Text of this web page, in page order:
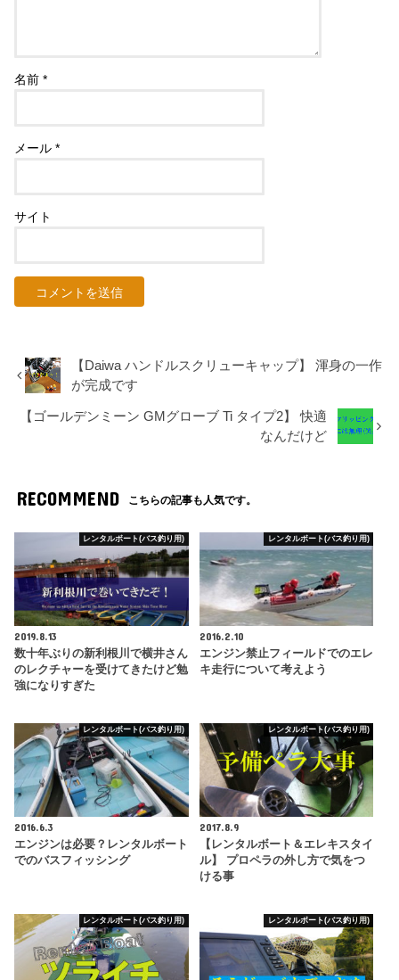
名前*
メール*
サイト
【Daiwa ハンドルスクリューキャップ】 渾身の一作
が完成です
【ゴールデンミーン GMグローブ Ti タイプ2】 快適
なんだけど
RECOMMEND こちらの記事も人気です。
レンタルボート(バス釣り用)
2019.8.13
数十年ぶりの新利根川で横井さん
のレクチャーを受けてきたけど勉
強になりすぎた
レンタルボート(バス釣り用)
2016.2.10
エンジン禁止フィールドでのエレ
キ走行について考えよう
レンタルボート(バス釣り用)
2016.6.3
エンジンは必要？レンタルボート
でのバスフィッシング
レンタルボート(バス釣り用)
2017.8.9
【レンタルボート＆エレキスタイ
ル】 プロペラの外し方で気をつ
ける事
レンタルボート(バス釣り用) レンタルボート(バス釣り用)